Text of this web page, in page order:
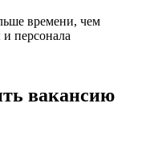
времени, чем
персонала
вакансию